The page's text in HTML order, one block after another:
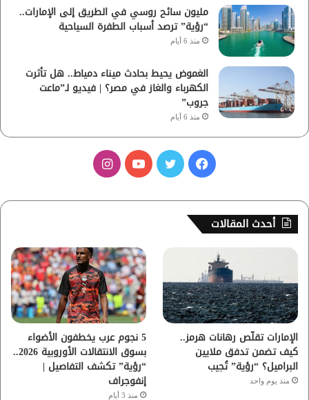
مليون سائح روسي في الطريق إلى الإمارات..
“رؤية” ترصد أسباب الطفرة السياحية
منذ 6 أيام
الغموض يحيط بحادث ميناء دمياط.. هل تأثرت
الكهرباء والغاز في مصر؟ | فيديو لـ”ماعت
جروب”
منذ 6 أيام
س
ب
ك
ي
و
ب
ت
ق
ر
م
أحدث المقالات
الإمارات تقلّص رهانات هرمز..
كيف تضمن تدفق ملايين
البراميل؟ “رؤية” تُجيب
منذ يوم واحد
5 نجوم عرب يخطفون الأضواء
بسوق الانتقالات الأوروبية 2026..
“رؤية” تكشف التفاصيل |
إنفوجراف
منذ 3 أيام